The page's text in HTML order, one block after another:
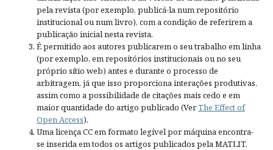
pela revista (por exemplo, publicá-la num repositório
institucional ou num livro), com a condição de referirem a
publicação inicial nesta revista.
É permitido aos autores publicarem o seu trabalho em linha
(por exemplo, em repositórios institucionais ou no seu
próprio sítio web) antes e durante o processo de
arbitragem, já que isso proporciona interações produtivas,
assim como a possibilidade de citações mais cedo e em
maior quantidade do artigo publicado (VerThe Effect of
Open Access).
Uma licença CC em formato legível por máquina encontra-
se inserida em todos os artigos publicados pela MATLIT.